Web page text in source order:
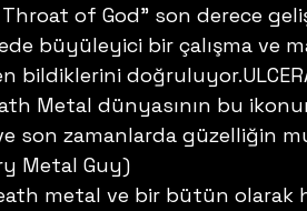
of God” son derece
büyüleyici bir çalışma ve
bildiklerini
Metal dünyasının bu
son zamanlarda güzelliğin
Metal Guy)
metal ve bir bütün